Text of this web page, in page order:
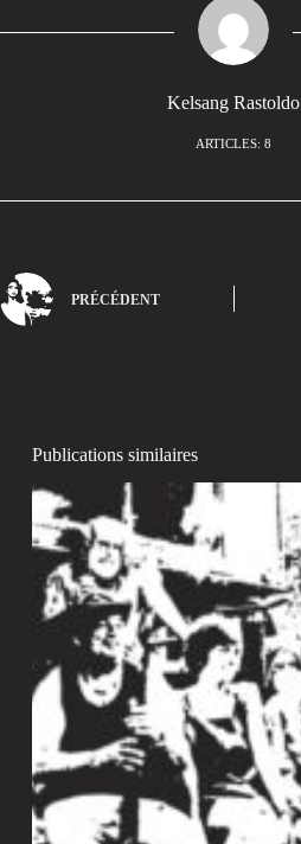
Kelsang Rastoldo
ARTICLES: 8
PRÉCÉDENT
Publications similaires